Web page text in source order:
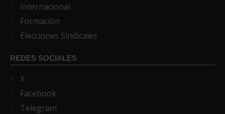
Internacional
Formación
Elecciones Sindicales
REDES SOCIALES
X
Facebook
Telegram